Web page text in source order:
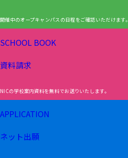
開催中のオープキャンパスの日程をご確認いただけます。
SCHOOL BOOK
資料請求
NICの学校案内資料を無料でお送りいたします。
APPLICATION
ネット出願